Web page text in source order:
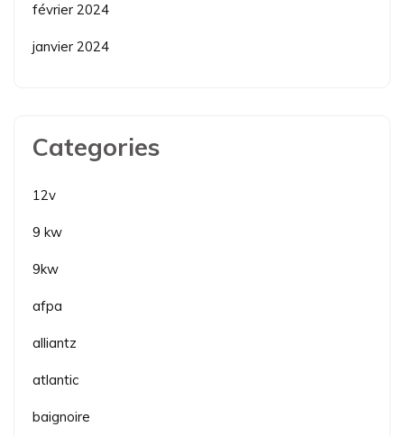
février 2024
janvier 2024
Categories
12v
9 kw
9kw
afpa
alliantz
atlantic
baignoire